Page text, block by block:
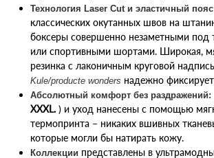
Технология Laser Cut и эластичный
классических окутанных швов на
боксеры совершенно незаметными
или спортивными шортами. Широкая,
резинка с лаконичным круговой
Kule/producte wonders надежно
Абсолютный комфорт без раздражений:
XXXL. ) и уход нанесены с помощью
термопринта – никаких вшивных
которые могли бы натирать кожу.
Коллекции представлены в